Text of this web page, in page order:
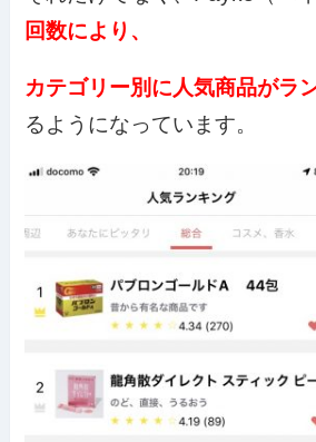
回数により、
カテゴリー別に人気商品がラ
るようになっています。